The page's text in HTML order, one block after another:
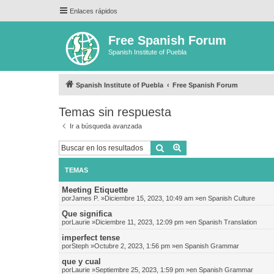
Enlaces rápidos
Free Spanish Forum
Spanish Institute of Puebla
Spanish Institute of Puebla Free Spanish Forum
Temas sin respuesta
Ir a búsqueda avanzada
Buscar
TEMAS
Meeting Etiquette
porJames P. »Diciembre 15, 2023, 10:49 am »en Spanish Culture
Que significa
porLaurie »Diciembre 11, 2023, 12:09 pm »en Spanish Translation
imperfect tense
porSteph »Octubre 2, 2023, 1:56 pm »en Spanish Grammar
que y cual
porLaurie »Septiembre 25, 2023, 1:59 pm »en Spanish Grammar